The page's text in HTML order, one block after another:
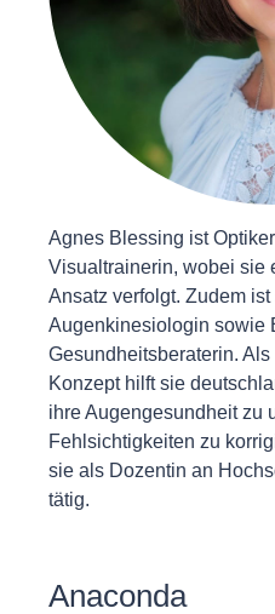
Agnes Blessing ist
Visualtrainerin, wobei sie
Ansatz verfolgt. Zudem
Augenkinesiologin sowie
Gesundheitsberaterin.
Konzept hilft sie
ihre Augengesundheit zu
Fehlsichtigkeiten zu
sie als Dozentin an
tätig.
Anaconda